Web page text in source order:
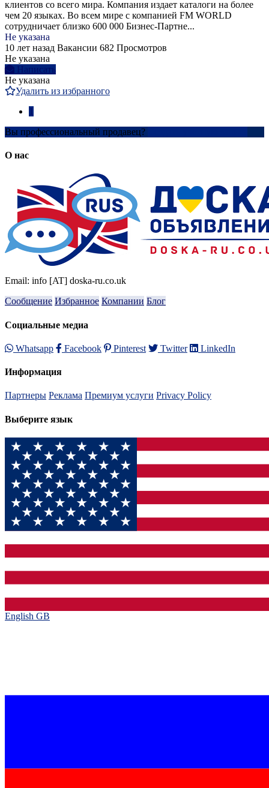
клиентов со всего мира. Компания издает каталоги на более
чем 20 языках. Во всем мире с компанией FM WORLD
сотрудничает близко 600 000 Бизнес-Партне...
Не указана
10 лет назад Вакансии 682 Просмотров
Не указана
Написать
Не указана
Удалить из избранного
Вы профессиональный продавец?
О нас
Email: info [AT] doska-ru.co.uk
Сообщение Избранное Компании Блог
Социальные медиа
Whatsapp Facebook Pinterest Twitter LinkedIn
Информация
Партнеры Реклама Премиум услуги Privacy Policy
Выберите язык
English GB‎